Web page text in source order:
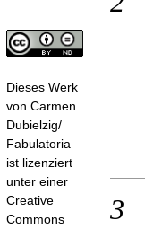
Dieses Werk
von Carmen
Dubielzig/
Fabulatoria
ist lizenziert
unter einer
Creative
Commons